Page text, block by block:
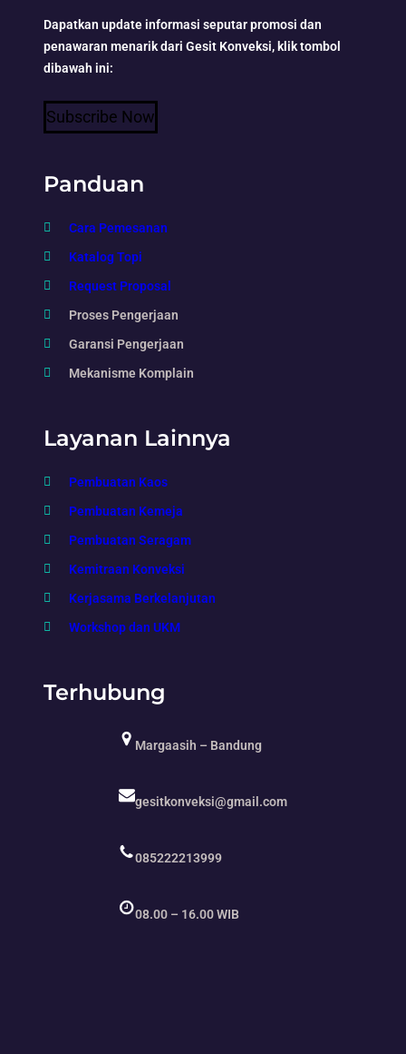
Dapatkan update informasi seputar promosi dan
penawaran menarik dari Gesit Konveksi, klik tombol
dibawah ini:
Subscribe Now
Panduan
Cara Pemesanan
Katalog Topi
Request Proposal
Proses Pengerjaan
Garansi Pengerjaan
Mekanisme Komplain
Layanan Lainnya
Pembuatan Kaos
Pembuatan Kemeja
Pembuatan Seragam
Kemitraan Konveksi
Kerjasama Berkelanjutan
Workshop dan UKM
Terhubung
Margaasih – Bandung
gesitkonveksi@gmail.com
085222213999
08.00 – 16.00 WIB